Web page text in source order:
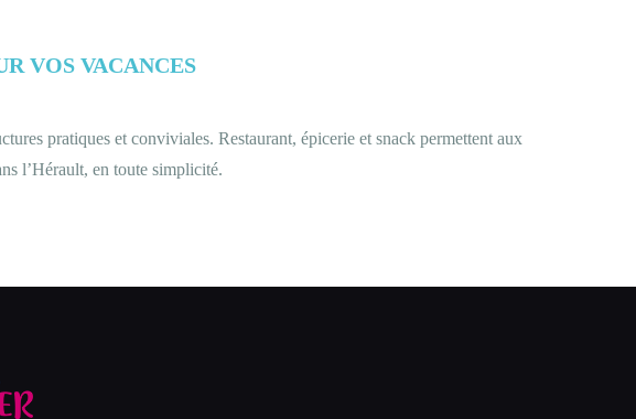
VOS VACANCES
pratiques et conviviales. Restaurant, épicerie et snack permettent aux
l’Hérault, en toute simplicité.